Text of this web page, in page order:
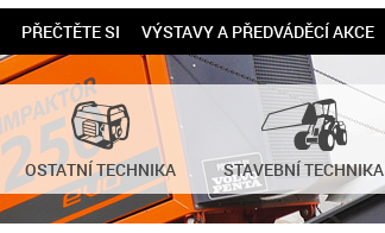
PŘEČTĚTE SI VÝSTAVY A PŘEDVÁDĚCÍ AKCE
OSTATNÍ TECHNIKA STAVEBNÍ TECHNIKA